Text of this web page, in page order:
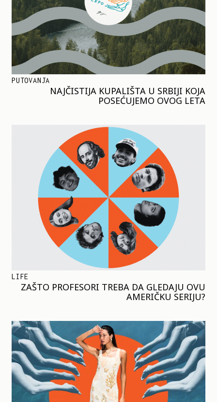
PUTOVANJA
NAJČISTIJA KUPALIŠTA U SRBIJI KOJA
POSEĆUJEMO OVOG LETA
LIFE
ZAŠTO PROFESORI TREBA DA GLEDAJU OVU
AMERIČKU SERIJU?